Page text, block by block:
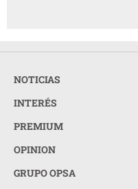
NOTICIAS
INTERÉS
PREMIUM
OPINION
GRUPO OPSA